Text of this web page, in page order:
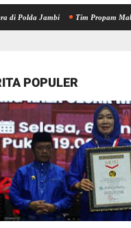
Tim Propam Mabes Polri
POPULER